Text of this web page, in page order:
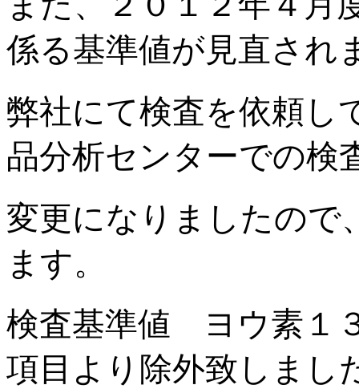
係る基準値が見直され
弊社にて検査を依頼し
品分析センターでの検
変更になりましたので
ます。
検査基準値 ヨウ素１
項目より除外致しまし